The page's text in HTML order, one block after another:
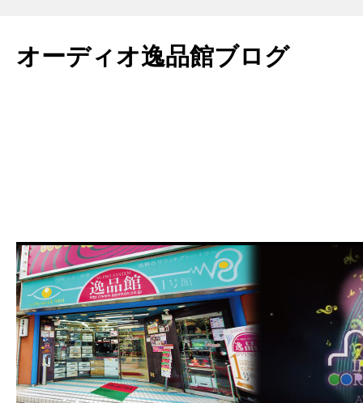
テ
ン
オーディオ逸品館ブログ